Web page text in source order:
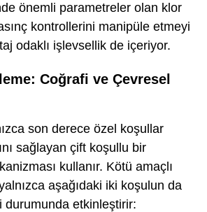
önemli parametreler olan klor
kontrollerini manipüle etmeyi
odaklı işlevsellik de içeriyor.
Coğrafi ve Çevresel
son derece özel koşullar
sağlayan çift koşullu bir
kullanır. Kötü amaçlı
aşağıdaki iki koşulun da
durumunda etkinleştirir: